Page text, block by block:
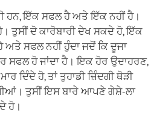
ਹਨ, ਇੱਕ ਸਫਲ ਹੈ ਅਤੇ ਇੱਕ ਨਹੀਂ ਹੈ।
ਤੁਸੀਂ ਦੋ ਕਾਰੋਬਾਰੀ ਦੇਖ ਸਕਦੇ ਹੋ, ਇੱਕ
ਸਫਲ ਨਹੀਂ ਹੁੰਦਾ ਜਦੋਂ ਕਿ ਦੂਜਾ
ਸਫਲ ਹੋ ਜਾਂਦਾ ਹੈ। ਇਕ ਹੋਰ ਉਦਾਹਰਣ,
ਦਿੰਦੇ ਹੋ, ਤਾਂ ਤੁਹਾਡੀ ਜ਼ਿੰਦਗੀ ਥੋੜੀ
ਤੁਸੀਂ ਇਸ ਬਾਰੇ ਆਪਣੇ ਗੇਸ਼ੇ-ਲਾ
ਹੋ।